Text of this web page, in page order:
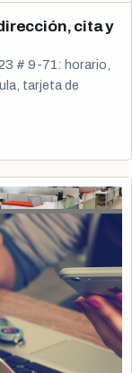
cita y
# 9-71: horario,
tarjeta de